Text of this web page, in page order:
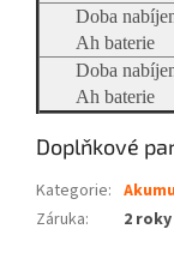
Doba
Ah baterie
Doba
Ah baterie
Doplňkové
Kategorie:
Záruka: 2 roky